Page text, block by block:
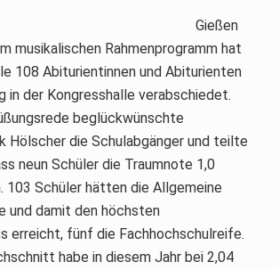
Gießen
musikalischen Rahmenprogramm hat
108 Abiturientinnen und Abiturienten
in der Kongresshalle verabschiedet.
beglückwünschte
Hölscher die Schulabgänger und teilte
neun Schüler die Traumnote 1,0
103 Schüler hätten die Allgemeine
und damit den höchsten
erreicht, fünf die Fachhochschulreife.
habe in diesem Jahr bei 2,04